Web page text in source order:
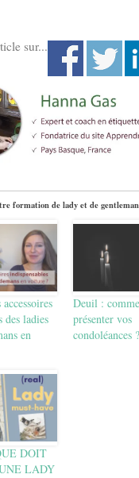
sur...
formation de lady et de
des ladies
en
Deuil :
présenter vos
condoléances ?
DOIT
LADY